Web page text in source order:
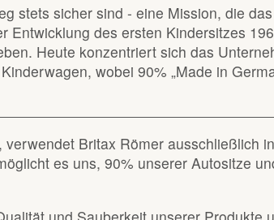
stets sicher sind - eine Mission, die
des ersten Kindersitzes
Heute konzentriert sich das
wobei 90% „Made in
Britax Römer ausschließlich
es uns, 90% unserer Autositze